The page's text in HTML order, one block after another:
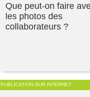
Que peut-on faire
les photos des
collaborateurs ?
PUBLICATION SUR INTERNET